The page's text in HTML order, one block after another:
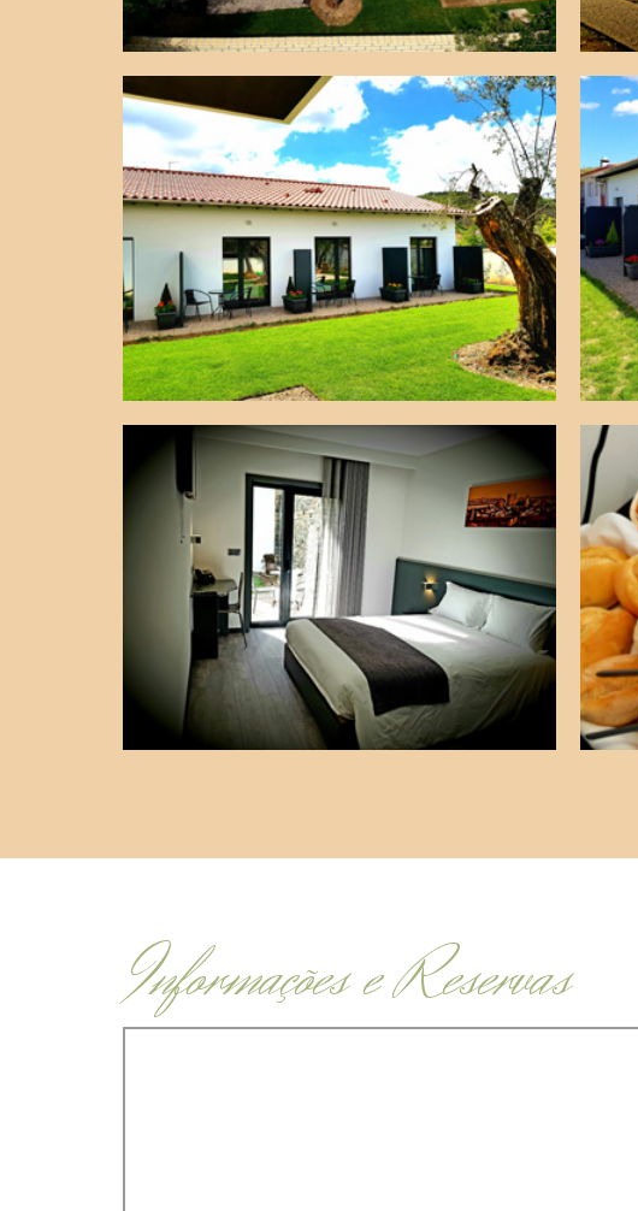
Informações e Reservas